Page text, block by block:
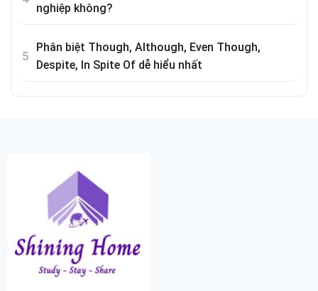
nghiệp không?
Phân biệt Though, Although, Even Though,
Despite, In Spite Of dễ hiểu nhất